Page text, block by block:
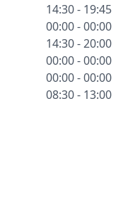
14:30 - 19:45
00:00 - 00:00
14:30 - 20:00
00:00 - 00:00
00:00 - 00:00
08:30 - 13:00